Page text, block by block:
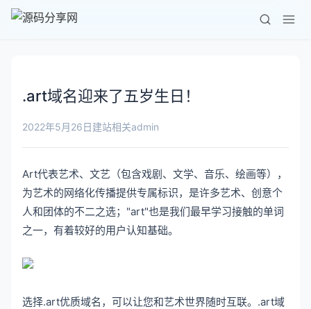
.art域名迎来了五岁生日！
2022年5月26日建站相关admin
Art代表艺术、文艺（包含戏剧、文学、音乐、绘画等），
为艺术的网络化传播提供专属标识，是许多艺术、创意个
人和团体的不二之选；"art"也是我们最早学习接触的单词
之一，有着较好的用户认知基础。
选择.art优质域名，可以让您和艺术世界随时互联。.art域